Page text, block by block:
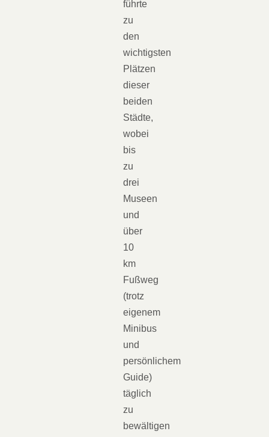
führte
zu
den
wichtigsten
Plätzen
dieser
beiden
Städte,
wobei
bis
zu
drei
Museen
und
über
10
km
Fußweg
(trotz
eigenem
Minibus
und
persönlichem
Guide)
täglich
zu
bewältigen